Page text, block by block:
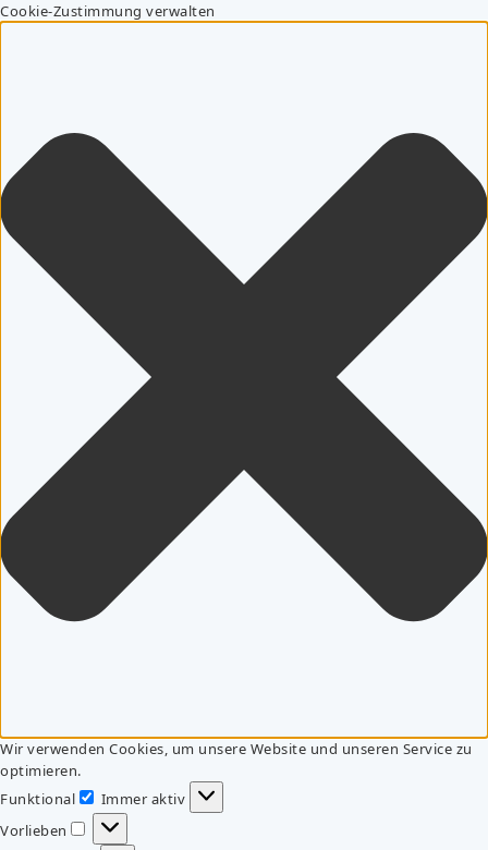
Cookie-Zustimmung verwalten
Wir verwenden Cookies, um unsere Website und unseren Service zu
optimieren.
Funktional
Funktional
Immer aktiv
Vorlieben
Vorlieben